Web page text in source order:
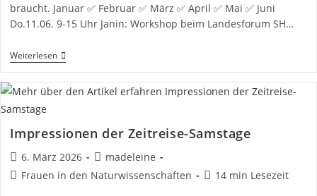
braucht. Januar ✅ Februar ✅ März ✅ April ✅ Mai ✅ Juni
Do.11.06. 9-15 Uhr Janin: Workshop beim Landesforum SH…
WeiterlesenGeschützt:
Terminübersicht
Netzwerk-
Impressionen der Zeitreise-Samstage
Beitrag
veröffentlicht:
6. März 2026
Beitrags-
Autor:
madeleine
Beitrags-
Frauen in den Naturwissenschaften Lesedauer:
14 min Lesezeit